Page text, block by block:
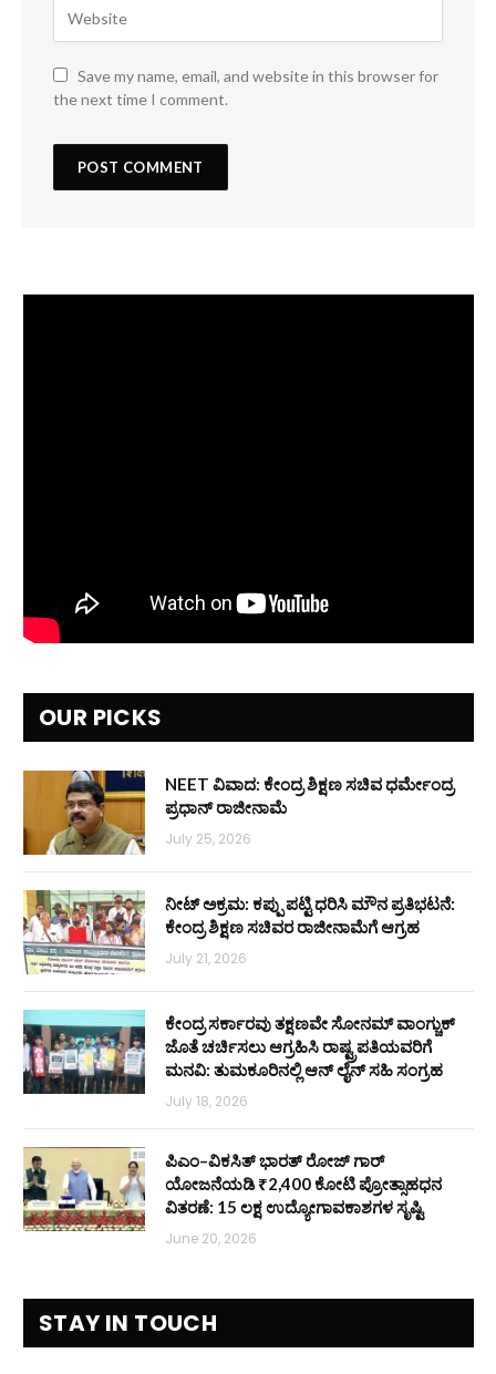
Save my name, email, and website in this browser for
the next time I comment.
OUR PICKS
NEET ವಿವಾದ: ಕೇಂದ್ರ ಶಿಕ್ಷಣ ಸಚಿವ ಧರ್ಮೇಂದ್ರ
ಪ್ರಧಾನ್ ರಾಜೀನಾಮೆ
July 25, 2026
ನೀಟ್ ಅಕ್ರಮ: ಕಪ್ಪು ಪಟ್ಟಿ ಧರಿಸಿ ಮೌನ ಪ್ರತಿಭಟನೆ:
ಕೇಂದ್ರ ಶಿಕ್ಷಣ ಸಚಿವರ ರಾಜೀನಾಮೆಗೆ ಆಗ್ರಹ
July 21, 2026
ಕೇಂದ್ರ ಸರ್ಕಾರವು ತಕ್ಷಣವೇ ಸೋನಮ್ ವಾಂಗ್ಚುಕ್
ಜೊತೆ ಚರ್ಚಿಸಲು ಆಗ್ರಹಿಸಿ ರಾಷ್ಟ್ರಪತಿಯವರಿಗೆ
ಮನವಿ: ತುಮಕೂರಿನಲ್ಲಿ ಆನ್‌ ಲೈನ್ ಸಹಿ ಸಂಗ್ರಹ
July 18, 2026
ಪಿಎಂ–ವಿಕಸಿತ್ ಭಾರತ್ ರೋಜ್‌ ಗಾರ್
ಯೋಜನೆಯಡಿ ₹2,400 ಕೋಟಿ ಪ್ರೋತ್ಸಾಹಧನ
ವಿತರಣೆ: 15 ಲಕ್ಷ ಉದ್ಯೋಗಾವಕಾಶಗಳ ಸೃಷ್ಟಿ
June 20, 2026
STAY IN TOUCH